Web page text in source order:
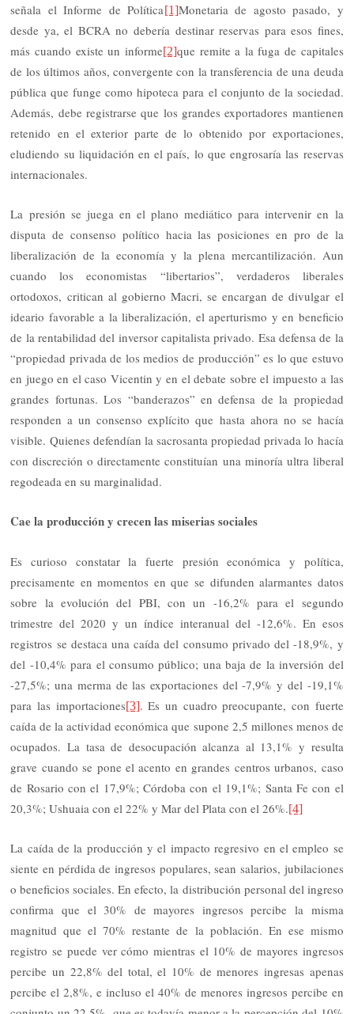
señala el Informe de Política[1]Monetaria de agosto pasado, y
desde ya, el BCRA no debería destinar reservas para esos fines,
más cuando existe un informe[2]que remite a la fuga de capitales
de los últimos años, convergente con la transferencia de una deuda
pública que funge como hipoteca para el conjunto de la sociedad.
Además, debe registrarse que los grandes exportadores mantienen
retenido en el exterior parte de lo obtenido por exportaciones,
eludiendo su liquidación en el país, lo que engrosaría las reservas
internacionales.
La presión se juega en el plano mediático para intervenir en la
disputa de consenso político hacia las posiciones en pro de la
liberalización de la economía y la plena mercantilización. Aun
cuando los economistas “libertarios”, verdaderos liberales
ortodoxos, critican al gobierno Macri, se encargan de divulgar el
ideario favorable a la liberalización, el aperturismo y en beneficio
de la rentabilidad del inversor capitalista privado. Esa defensa de la
“propiedad privada de los medios de producción” es lo que estuvo
en juego en el caso Vicentin y en el debate sobre el impuesto a las
grandes fortunas. Los “banderazos” en defensa de la propiedad
responden a un consenso explícito que hasta ahora no se hacía
visible. Quienes defendían la sacrosanta propiedad privada lo hacía
con discreción o directamente constituían una minoría ultra liberal
regodeada en su marginalidad.
Cae la producción y crecen las miserias sociales
Es curioso constatar la fuerte presión económica y política,
precisamente en momentos en que se difunden alarmantes datos
sobre la evolución del PBI, con un -16,2% para el segundo
trimestre del 2020 y un índice interanual del -12,6%. En esos
registros se destaca una caída del consumo privado del -18,9%, y
del -10,4% para el consumo público; una baja de la inversión del
-27,5%; una merma de las exportaciones del -7,9% y del -19,1%
para las importaciones[3]. Es un cuadro preocupante, con fuerte
caída de la actividad económica que supone 2,5 millones menos de
ocupados. La tasa de desocupación alcanza al 13,1% y resulta
grave cuando se pone el acento en grandes centros urbanos, caso
de Rosario con el 17,9%; Córdoba con el 19,1%; Santa Fe con el
20,3%; Ushuaia con el 22% y Mar del Plata con el 26%.[4]
La caída de la producción y el impacto regresivo en el empleo se
siente en pérdida de ingresos populares, sean salarios, jubilaciones
o beneficios sociales. En efecto, la distribución personal del ingreso
confirma que el 30% de mayores ingresos percibe la misma
magnitud que el 70% restante de la población. En ese mismo
registro se puede ver cómo mientras el 10% de mayores ingresos
percibe un 22,8% del total, el 10% de menores ingresas apenas
percibe el 2,8%, e incluso el 40% de menores ingresos percibe en